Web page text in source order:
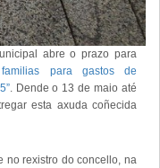
abre o prazo para
para gastos de
. Dende o 13 de maio até
esta axuda coñecida
no rexistro do concello, na